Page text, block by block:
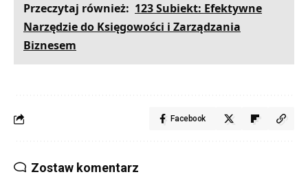
Przeczytaj również: 123 Subiekt: Efektywne
Narzędzie do Księgowości i Zarządzania
Biznesem
Facebook
Zostaw komentarz